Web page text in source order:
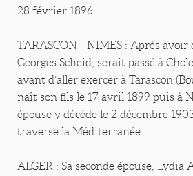
28 février 1896.
TARASCON - NIMES : Après avoir
Georges Scheid, serait passé à
avant d’aller exercer à Tarascon
naît son fils le 17 avril 1899 puis à
épouse y décède le 2 décembre
traverse la Méditerranée.
ALGER : Sa seconde épouse, Lydia